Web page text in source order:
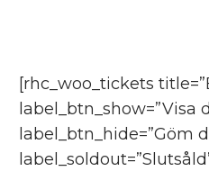
[rhc_woo_tickets
label_btn_show=”Visa
label_btn_hide=”Göm